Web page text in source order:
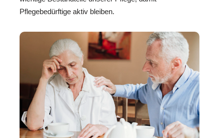
Pflegebedürftige aktiv bleiben.